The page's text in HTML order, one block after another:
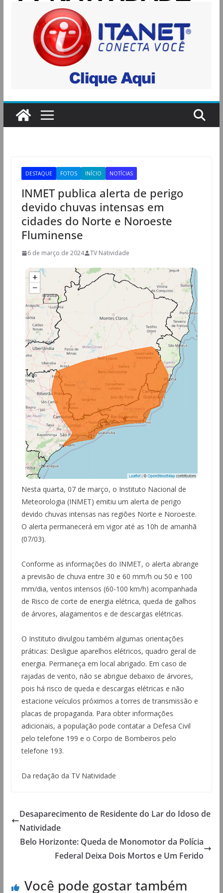
DESTAQUE FOTOS INÍCIO NOTÍCIAS
INMET publica alerta de perigo
devido chuvas intensas em
cidades do Norte e Noroeste
Fluminense
6 de março de 2024 TV Natividade
Nesta quarta, 07 de março, o Instituto Nacional de
Meteorologia (INMET) emitiu um alerta de perigo
devido chuvas intensas nas regiões Norte e Noroeste.
O alerta permanecerá em vigor até as 10h de amanhã
(07/03).
Conforme as informações do INMET, o alerta abrange
a previsão de chuva entre 30 e 60 mm/h ou 50 e 100
mm/dia, ventos intensos (60-100 km/h) acompanhada
de Risco de corte de energia elétrica, queda de galhos
de árvores, alagamentos e de descargas elétricas.
O Instituto divulgou também algumas orientações
práticas: Desligue aparelhos elétricos, quadro geral de
energia. Permaneça em local abrigado. Em caso de
rajadas de vento, não se abrigue debaixo de árvores,
pois há risco de queda e descargas elétricas e não
estacione veículos próximos a torres de transmissão e
placas de propaganda. Para obter informações
adicionais, a população pode contatar a Defesa Civil
pelo telefone 199 e o Corpo de Bombeiros pelo
telefone 193.
Da redação da TV Natividade
Desaparecimento de Residente do Lar do Idoso de
Natividade
Belo Horizonte: Queda de Monomotor da Polícia
Federal Deixa Dois Mortos e Um Ferido
Você pode gostar também